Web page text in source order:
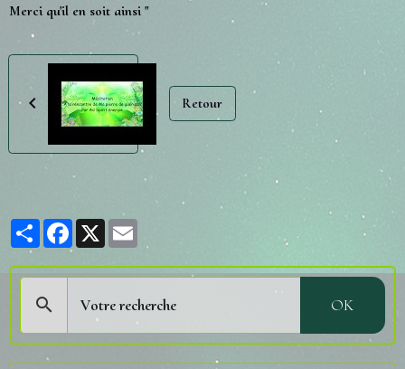
Merci qu'il en soit ainsi "
Retour
PartagerFacebook
X
OK